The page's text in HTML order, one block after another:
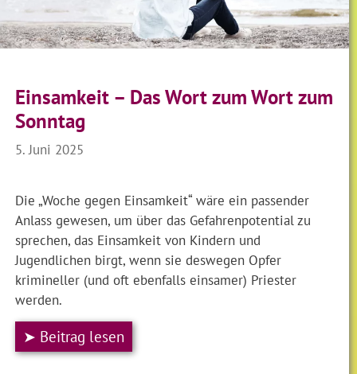
Einsamkeit – Das Wort zum Wort zum
Sonntag
5. Juni 2025
Die „Woche gegen Einsamkeit“ wäre ein passender
Anlass gewesen, um über das Gefahrenpotential zu
sprechen, das Einsamkeit von Kindern und
Jugendlichen birgt, wenn sie deswegen Opfer
krimineller (und oft ebenfalls einsamer) Priester
werden.
➤ Beitrag lesen